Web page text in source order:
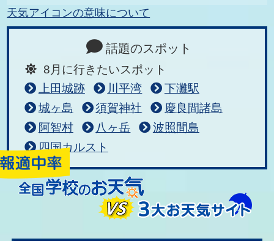
天気アイコンの意味について
話題のスポット
8月に行きたいスポット
上田城跡
川平湾
下灘駅
城ヶ島
須賀神社
慶良間諸島
阿智村
八ヶ岳
波照間島
四国カルスト